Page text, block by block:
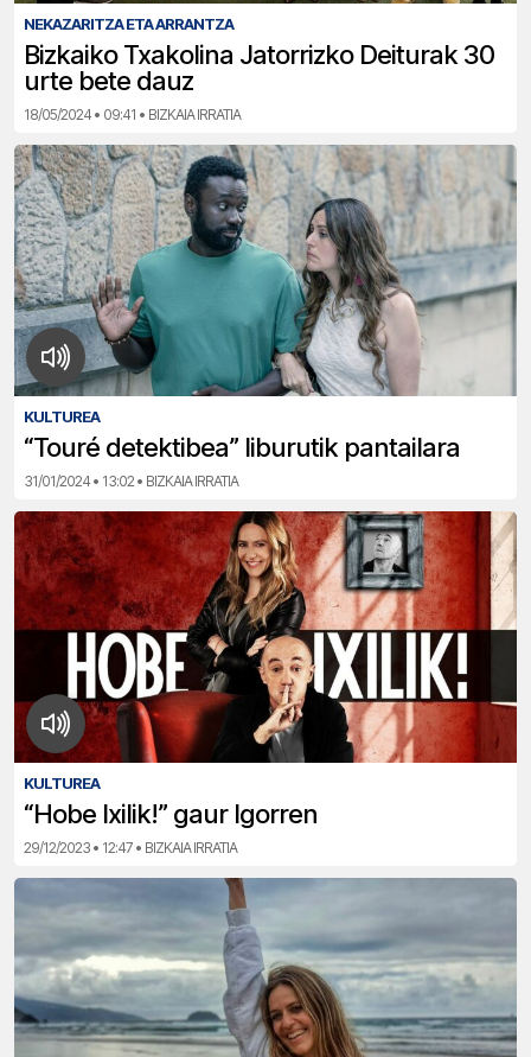
NEKAZARITZA ETA ARRANTZA
Bizkaiko Txakolina Jatorrizko Deiturak 30
urte bete dauz
18/05/2024 • 09:41 • BIZKAIA IRRATIA
KULTUREA
“Touré detektibea” liburutik pantailara
31/01/2024 • 13:02 • BIZKAIA IRRATIA
KULTUREA
“Hobe Ixilik!” gaur Igorren
29/12/2023 • 12:47 • BIZKAIA IRRATIA